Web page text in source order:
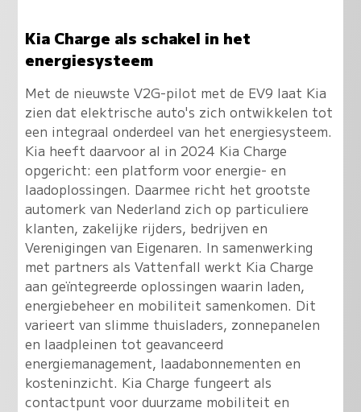
Kia Charge als schakel in het
energiesysteem
Met de nieuwste V2G-pilot met de EV9 laat Kia
zien dat elektrische auto's zich ontwikkelen tot
een integraal onderdeel van het energiesysteem.
Kia heeft daarvoor al in 2024 Kia Charge
opgericht: een platform voor energie- en
laadoplossingen. Daarmee richt het grootste
automerk van Nederland zich op particuliere
klanten, zakelijke rijders, bedrijven en
Verenigingen van Eigenaren. In samenwerking
met partners als Vattenfall werkt Kia Charge
aan geïntegreerde oplossingen waarin laden,
energiebeheer en mobiliteit samenkomen. Dit
varieert van slimme thuisladers, zonnepanelen
en laadpleinen tot geavanceerd
energiemanagement, laadabonnementen en
kosteninzicht. Kia Charge fungeert als
contactpunt voor duurzame mobiliteit en